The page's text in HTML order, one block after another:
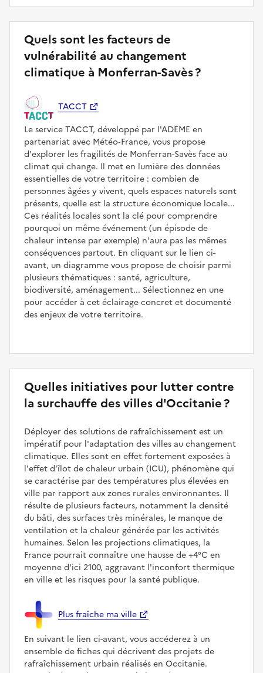
Quels sont les facteurs de
vulnérabilité au changement
climatique à Monferran-Savès ?
TACCT
Le service TACCT, développé par l'ADEME en
partenariat avec Météo‑France, vous propose
d'explorer les fragilités de Monferran-Savès face au
climat qui change. Il met en lumière des données
essentielles de votre territoire : combien de
personnes âgées y vivent, quels espaces naturels sont
présents, quelle est la structure économique locale...
Ces réalités locales sont la clé pour comprendre
pourquoi un même événement (un épisode de
chaleur intense par exemple) n'aura pas les mêmes
conséquences partout. En cliquant sur le lien ci-
avant, un diagramme vous propose de choisir parmi
plusieurs thématiques : santé, agriculture,
biodiversité, aménagement... Sélectionnez en une
pour accéder à cet éclairage concret et documenté
des enjeux de votre territoire.
Quelles initiatives pour lutter contre
la surchauffe des villes d'Occitanie ?
Déployer des solutions de rafraîchissement est un
impératif pour l'adaptation des villes au changement
climatique. Elles sont en effet fortement exposées à
l'effet d'îlot de chaleur urbain (ICU), phénomène qui
se caractérise par des températures plus élevées en
ville par rapport aux zones rurales environnantes. Il
résulte de plusieurs facteurs, notamment la densité
du bâti, des surfaces très minérales, le manque de
ventilation et la chaleur générée par les activités
humaines. Selon les projections climatiques, la
France pourrait connaître une hausse de +4°C en
moyenne d'ici 2100, aggravant l'inconfort thermique
en ville et les risques pour la santé publique.
Plus fraîche ma ville
En suivant le lien ci-avant, vous accéderez à un
ensemble de fiches qui décrivent des projets de
rafraîchissement urbain réalisés en Occitanie.